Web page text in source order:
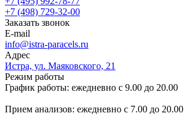
+7 (498) 729-32-00
Заказать звонок
E-mail
info@istra-paracels.ru
Адрес
Истра, ул. Маяковского, 21
Режим работы
График работы: ежедневно с 9.00 до 20.00
Прием анализов: ежедневно с 7.00 до 20.00